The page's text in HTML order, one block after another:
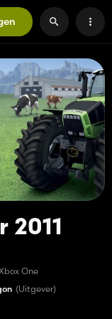
2011
One
(Uitgever)